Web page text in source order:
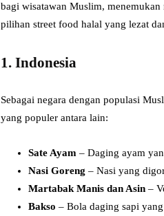
bagi wisatawan Muslim,
pilihan street food halal yang lezat
1. Indonesia
Sebagai negara dengan populasi
yang populer antara lain:
Sate Ayam – Daging ayam
Nasi Goreng – Nasi yang
Martabak Manis dan Asin –
Bakso – Bola daging sapi